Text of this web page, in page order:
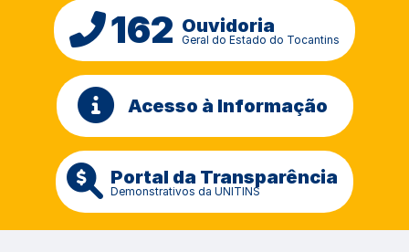
162 Ouvidoria
Geral do Estado do Tocantins
Acesso à Informação
Portal da Transparência
Demonstrativos da UNITINS